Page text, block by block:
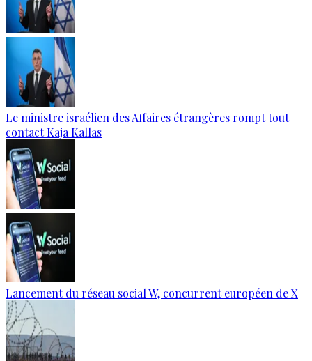
Le ministre israélien des Affaires étrangères rompt tout
contact Kaja Kallas
Lancement du réseau social W, concurrent européen de X